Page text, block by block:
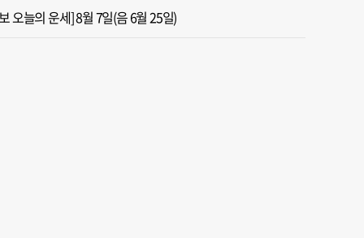
오늘의 운세] 8월 7일(음 6월 25일)